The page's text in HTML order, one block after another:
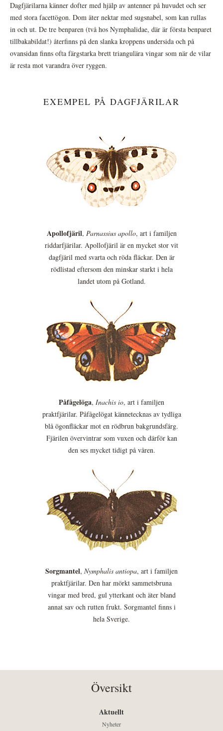
Dagfjärilarna känner dofter med hjälp av antenner på huvudet och ser
med stora facettögon. Dom äter nektar med sugsnabel, som kan rullas
in och ut. De tre benparen (två hos Nymphalidae, där är första benparet
tillbakabildat!) återfinns på den slanka kroppens undersida och på
ovansidan finns ofta färgstarka brett triangulära vingar som när de vilar
är resta mot varandra över ryggen.
EXEMPEL PÅ DAGFJÄRILAR
Apollofjäril, Parnassius apollo, art i familjen
riddarfjärilar. Apollofjäril är en mycket stor vit
dagfjäril med svarta och röda fläckar. Den är
rödlistad eftersom den minskar starkt i hela
landet utom på Gotland.
Påfågelöga, Inachis io, art i familjen
praktfjärilar. Påfågelögat kännetecknas av tydliga
blå ögonfläckar mot en rödbrun bakgrundsfärg.
Fjärilen övervintrar som vuxen och därför kan
den ses mycket tidigt på våren.
Sorgmantel, Nymphalis antiopa, art i familjen
praktfjärilar. Den har mörkt sammetsbruna
vingar med bred, gul ytterkant och äter bland
annat sav och rutten frukt. Sorgmantel finns i
hela Sverige.
Översikt
Aktuellt
Nyheter